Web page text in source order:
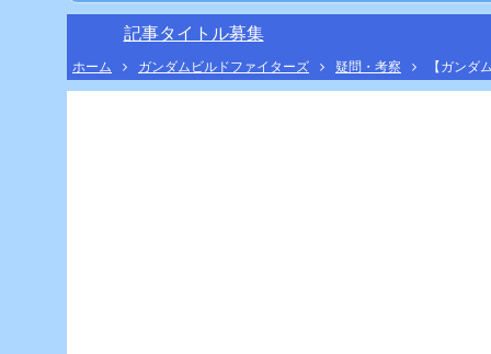
記事タイトル募集
ホーム ガンダムビルドファイターズ 疑問・考察 【ガンダ